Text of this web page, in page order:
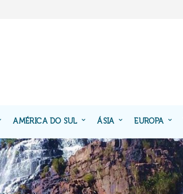
AMÉRICA DO SUL ÁSIA EUROPA